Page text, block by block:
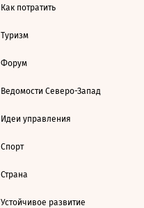
Как потратить
Туризм
Форум
Ведомости Северо-Запад
Идеи управления
Спорт
Страна
Устойчивое развитие